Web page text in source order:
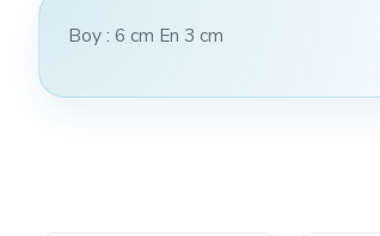
Boy : 6 cm En 3 cm